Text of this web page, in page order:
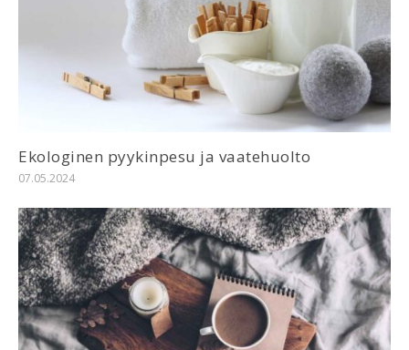
Ekologinen pyykinpesu ja vaatehuolto
07.05.2024